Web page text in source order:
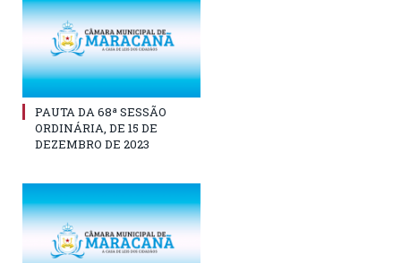
PAUTA DA 68ª SESSÃO
ORDINÁRIA, DE 15 DE
DEZEMBRO DE 2023